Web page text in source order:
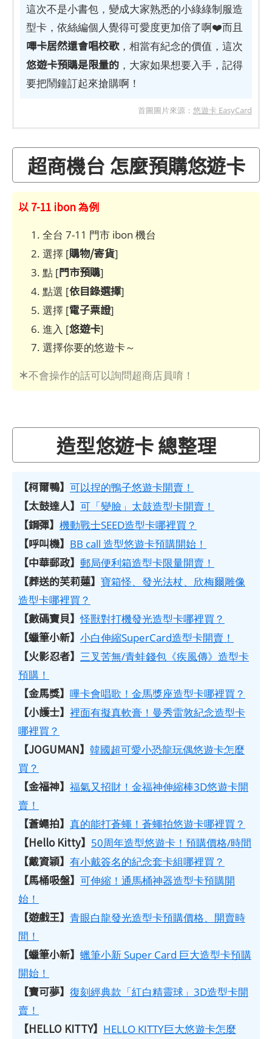
這次不是小書包，變成大家熟悉的小綠綠制服造
型卡，依絲編個人覺得可愛度更加倍了啊❤️而且
嗶卡居然還會唱校歌，相當有紀念的價值，這次
悠遊卡預購是限量的 ，大家如果想要入手，記得
要把鬧鐘訂起來搶購啊！
首圖圖片來源： 悠遊卡 EasyCard
超商機台 怎麼預購悠遊卡
以 7-11 ibon 為例
全台 7-11 門市 ibon 機台
選擇 [購物/寄貨]
點 [門市預購]
點選 [依目錄選擇]
選擇 [電子票證]
進入 [悠遊卡]
選擇你要的悠遊卡～
＊不會操作的話可以詢問超商店員唷！
造型悠遊卡 總整理
【柯爾鴨】 可以捏的鴨子悠遊卡開賣！
【太鼓達人】 可「變臉」太鼓造型卡開賣！
【鋼彈】 機動戰士SEED造型卡哪裡買？
【呼叫機】 BB call 造型悠遊卡預購開始！
【中華郵政】 郵局便利箱造型卡限量開賣！
【葬送的芙莉蓮】 寶箱怪、發光法杖、欣梅爾雕像
造型卡哪裡買？
【數碼寶貝】怪獸對打機發光造型卡哪裡買？
【蠟筆小新】 小白伸縮SuperCard造型卡開賣！
【火影忍者】 三叉苦無/青蛙錢包《疾風傳》造型卡
預購！
【金馬獎】 嗶卡會唱歌！金馬獎座造型卡哪裡買？
【小護士】 裡面有擬真軟膏！曼秀雷敦紀念造型卡
哪裡買？
【JOGUMAN】 韓國超可愛小恐龍玩偶悠遊卡怎麼
買？
【金福神】 福氣又招財！金福神伸縮棒3D悠遊卡開
賣！
【蒼蠅拍】 真的能打蒼蠅！蒼蠅拍悠遊卡哪裡買？
【Hello Kitty】 50周年造型悠遊卡！預購價格/時間
【戴資穎】 有小戴簽名的紀念套卡組哪裡買？
【馬桶吸盤】 可伸縮！通馬桶神器造型卡預購開
始！
【遊戲王】 青眼白龍發光造型卡預購價格、開賣時
間！
【蠟筆小新】 蠟筆小新 Super Card 巨大造型卡預購
開始！
【寶可夢】 復刻經典款「紅白精靈球」3D造型卡開
賣！
【HELLO KITTY】 HELLO KITTY巨大悠遊卡怎麼